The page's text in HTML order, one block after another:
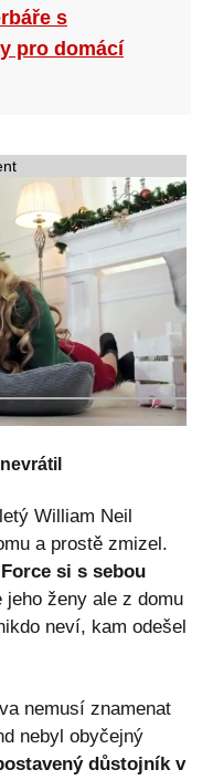
s
pro domácí
William Neil
a prostě zmizel.
si s sebou
jeho ženy ale z domu
neví, kam odešel
nemusí znamenat
nebyl obyčejný
důstojník v